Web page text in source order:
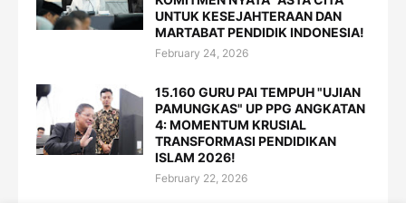
UNTUK KESEJAHTERAAN DAN
MARTABAT PENDIDIK INDONESIA!
February 24, 2026
15.160 GURU PAI TEMPUH "UJIAN
PAMUNGKAS" UP PPG ANGKATAN
4: MOMENTUM KRUSIAL
TRANSFORMASI PENDIDIKAN
ISLAM 2026!
February 22, 2026